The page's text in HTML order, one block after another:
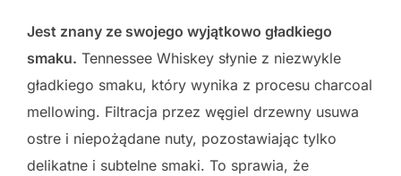
Jest znany ze swojego wyjątkowo gładkiego
smaku. Tennessee Whiskey słynie z niezwykle
gładkiego smaku, który wynika z procesu charcoal
mellowing. Filtracja przez węgiel drzewny usuwa
ostre i niepożądane nuty, pozostawiając tylko
delikatne i subtelne smaki. To sprawia, że